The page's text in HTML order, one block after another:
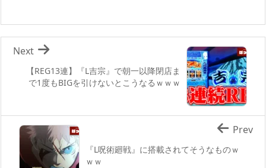
【REG13連】『L吉宗』で朝一以降閉店ま
で1度もBIGを引けないとこうなるｗｗｗ
Next
『L呪術廻戦』に搭載されてそうなものｗ
ｗｗ
Prev